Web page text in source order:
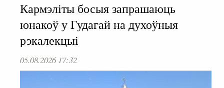
Кармэліты босыя запрашаюць
юнакоў у Гудагай на духоўныя
рэкалекцыі
05.08.2026 17:32